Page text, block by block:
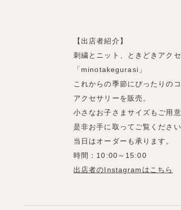
【出店者紹介】
刺繍とニット、ときどきアク
「minotakegurasi」
これからの季節にぴったりの
アクセサリーを販売。
小さなお子さまサイズもご用
是非お手に取ってご覧ください
当日はオーダーも承ります。
時間：10:00～15:00
出店者のInstagramはこちら